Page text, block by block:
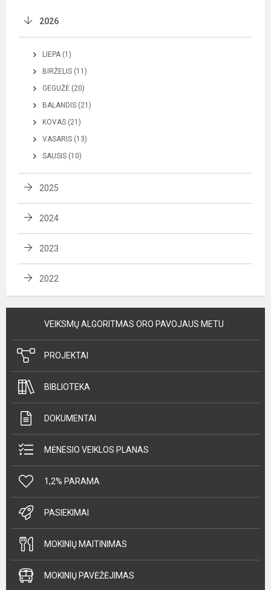
2026
LIEPA (1)
BIRŽELIS (11)
GEGUŽĖ (20)
BALANDIS (21)
KOVAS (21)
VASARIS (13)
SAUSIS (10)
2025
2024
2023
2022
VEIKSMŲ ALGORITMAS ORO PAVOJAUS METU
PROJEKTAI
BIBLIOTEKA
DOKUMENTAI
MĖNESIO VEIKLOS PLANAS
1,2% PARAMA
PASIEKIMAI
MOKINIŲ MAITINIMAS
MOKINIŲ PAVĖŽĖJIMAS